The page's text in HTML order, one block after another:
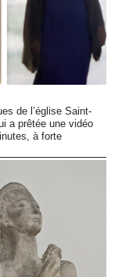
de l’église Saint-
a prêtée une vidéo
à forte